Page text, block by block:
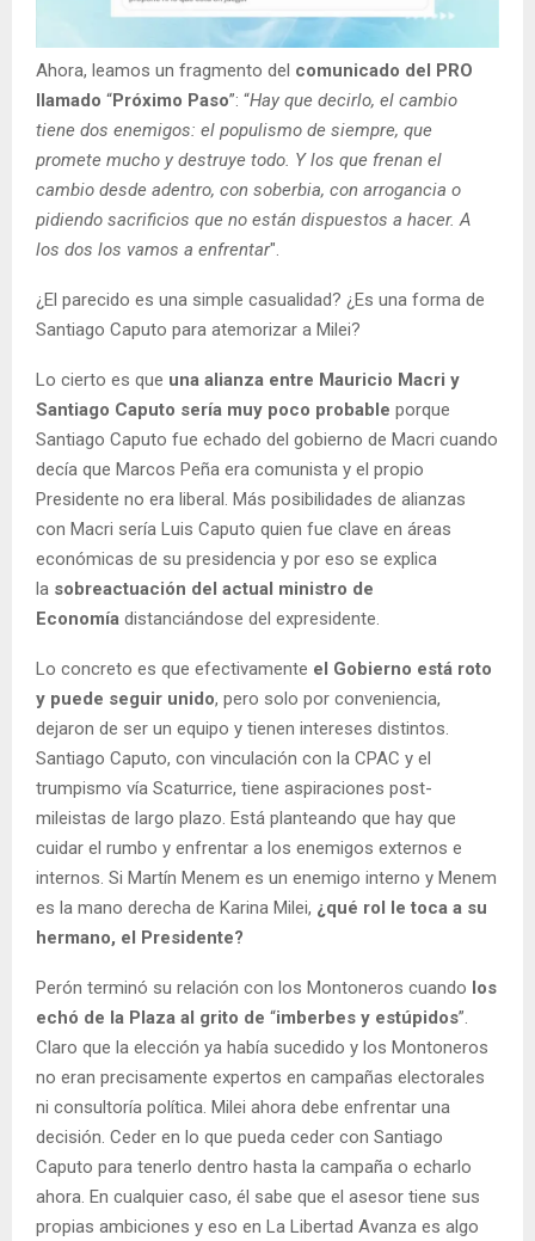
Ahora, leamos un fragmento del comunicado del PRO
llamado “Próximo Paso”: “Hay que decirlo, el cambio
tiene dos enemigos: el populismo de siempre, que
promete mucho y destruye todo. Y los que frenan el
cambio desde adentro, con soberbia, con arrogancia o
pidiendo sacrificios que no están dispuestos a hacer. A
los dos los vamos a enfrentar".
¿El parecido es una simple casualidad? ¿Es una forma de
Santiago Caputo para atemorizar a Milei?
Lo cierto es que una alianza entre Mauricio Macri y
Santiago Caputo sería muy poco probable porque
Santiago Caputo fue echado del gobierno de Macri cuando
decía que Marcos Peña era comunista y el propio
Presidente no era liberal. Más posibilidades de alianzas
con Macri sería Luis Caputo quien fue clave en áreas
económicas de su presidencia y por eso se explica
la sobreactuación del actual ministro de
Economía distanciándose del expresidente.
Lo concreto es que efectivamente el Gobierno está roto
y puede seguir unido, pero solo por conveniencia,
dejaron de ser un equipo y tienen intereses distintos.
Santiago Caputo, con vinculación con la CPAC y el
trumpismo vía Scaturrice, tiene aspiraciones post-
mileistas de largo plazo. Está planteando que hay que
cuidar el rumbo y enfrentar a los enemigos externos e
internos. Si Martín Menem es un enemigo interno y Menem
es la mano derecha de Karina Milei, ¿qué rol le toca a su
hermano, el Presidente?
Perón terminó su relación con los Montoneros cuando los
echó de la Plaza al grito de “imberbes y estúpidos”.
Claro que la elección ya había sucedido y los Montoneros
no eran precisamente expertos en campañas electorales
ni consultoría política. Milei ahora debe enfrentar una
decisión. Ceder en lo que pueda ceder con Santiago
Caputo para tenerlo dentro hasta la campaña o echarlo
ahora. En cualquier caso, él sabe que el asesor tiene sus
propias ambiciones y eso en La Libertad Avanza es algo